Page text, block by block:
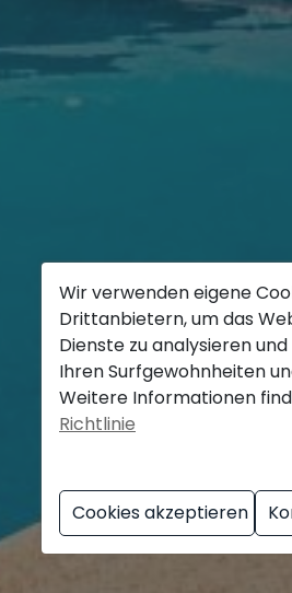
Wir verwenden eigene
Drittanbietern, um das
Dienste zu analysieren
Ihren Surfgewohnheiten
Weitere Informationen
Richtlinie
Cookies akzeptieren